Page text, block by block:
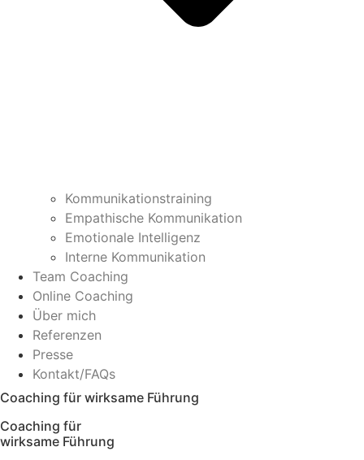
Kommunikationstraining
Empathische Kommunikation
Emotionale Intelligenz
Interne Kommunikation
Team Coaching
Online Coaching
Über mich
Referenzen
Presse
Kontakt/FAQs
Coaching für wirksame Führung
Coaching für
wirksame Führung